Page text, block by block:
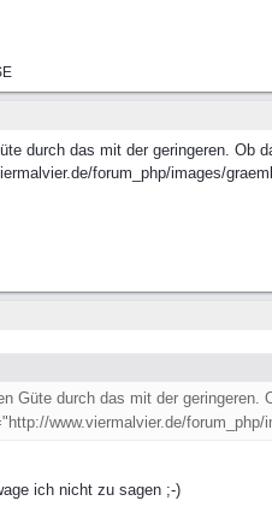
durch das mit der geringeren. Ob
forum_php/images/
Güte durch das mit der
www.viermalvier.de/
ich nicht zu sagen ;-)